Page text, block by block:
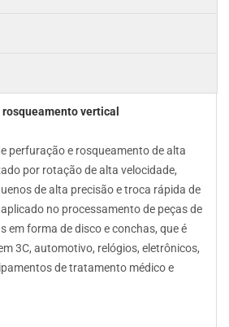
vertical
perfuração e rosqueamento de alta
por rotação de alta velocidade,
de alta precisão e troca rápida de
no processamento de peças de
em forma de disco e conchas, que é
3C, automotivo, relógios, eletrônicos,
de tratamento médico e